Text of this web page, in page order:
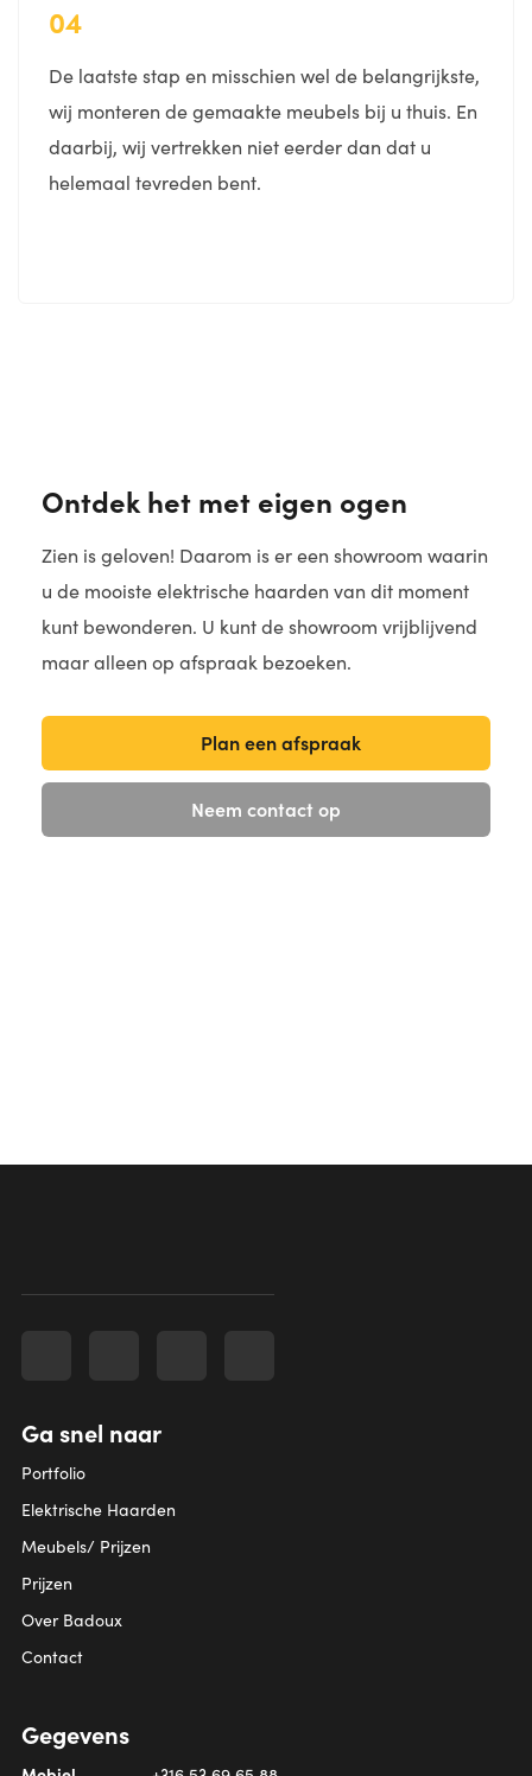
04
De laatste stap en misschien wel de belangrijkste,
wij monteren de gemaakte meubels bij u thuis. En
daarbij, wij vertrekken niet eerder dan dat u
helemaal tevreden bent.
Ontdek het met eigen ogen
Zien is geloven! Daarom is er een showroom waarin
u de mooiste elektrische haarden van dit moment
kunt bewonderen. U kunt de showroom vrijblijvend
maar alleen op afspraak bezoeken.
Plan een afspraak
Neem contact op
Ga snel naar
Portfolio
Elektrische Haarden
Meubels/ Prijzen
Prijzen
Over Badoux
Contact
Gegevens